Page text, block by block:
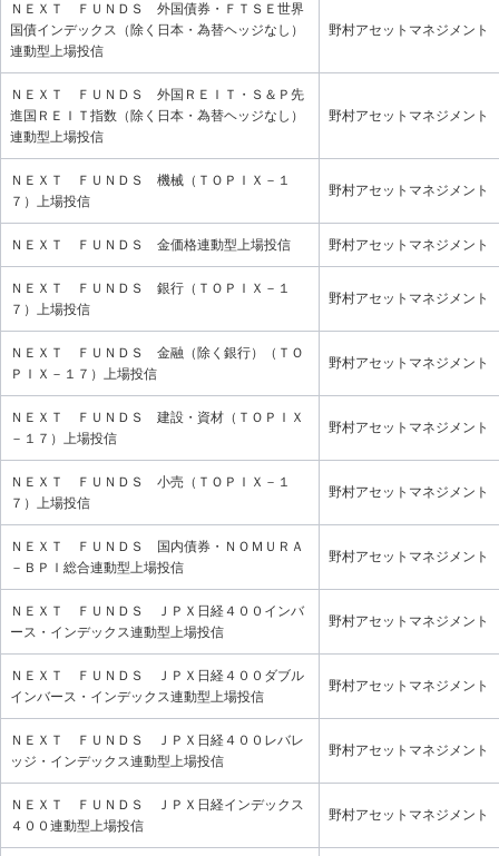
ＮＥＸＴ ＦＵＮＤＳ 外国債券・ＦＴＳＥ世界
国債インデックス（除く日本・為替ヘッジなし）
連動型上場投信
野村アセットマネジメント
ＮＥＸＴ ＦＵＮＤＳ 外国ＲＥＩＴ・Ｓ＆Ｐ先
進国ＲＥＩＴ指数（除く日本・為替ヘッジなし）
連動型上場投信
野村アセットマネジメント
ＮＥＸＴ ＦＵＮＤＳ 機械（ＴＯＰＩＸ－１
７）上場投信
野村アセットマネジメント
ＮＥＸＴ ＦＵＮＤＳ 金価格連動型上場投信 野村アセットマネジメント
ＮＥＸＴ ＦＵＮＤＳ 銀行（ＴＯＰＩＸ－１
７）上場投信
野村アセットマネジメント
ＮＥＸＴ ＦＵＮＤＳ 金融（除く銀行）（ＴＯ
ＰＩＸ－１７）上場投信
野村アセットマネジメント
ＮＥＸＴ ＦＵＮＤＳ 建設・資材（ＴＯＰＩＸ
－１７）上場投信
野村アセットマネジメント
ＮＥＸＴ ＦＵＮＤＳ 小売（ＴＯＰＩＸ－１
７）上場投信
野村アセットマネジメント
ＮＥＸＴ ＦＵＮＤＳ 国内債券・ＮＯＭＵＲＡ
－ＢＰＩ総合連動型上場投信
野村アセットマネジメント
ＮＥＸＴ ＦＵＮＤＳ ＪＰＸ日経４００インバ
ース・インデックス連動型上場投信
野村アセットマネジメント
ＮＥＸＴ ＦＵＮＤＳ ＪＰＸ日経４００ダブル
インバース・インデックス連動型上場投信
野村アセットマネジメント
ＮＥＸＴ ＦＵＮＤＳ ＪＰＸ日経４００レバレ
ッジ・インデックス連動型上場投信
野村アセットマネジメント
ＮＥＸＴ ＦＵＮＤＳ ＪＰＸ日経インデックス
４００連動型上場投信
野村アセットマネジメント